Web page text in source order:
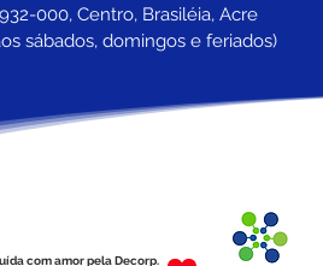
000, Centro, Brasiléia, Acre
sábados, domingos e feriados)
com amor pela Decorp.